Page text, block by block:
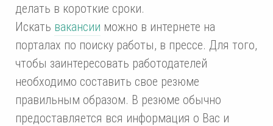
делать в короткие сроки.
Искать вакансии можно в интернете на
порталах по поиску работы, в прессе. Для того,
чтобы заинтересовать работодателей
необходимо составить свое резюме
правильным образом. В резюме обычно
предоставляется вся информация о Вас и